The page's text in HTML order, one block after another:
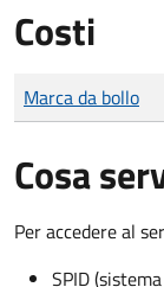
Costi
Tipo di pagamento
Importo
Marca da bollo
Cosa
Per accedere al
SPID